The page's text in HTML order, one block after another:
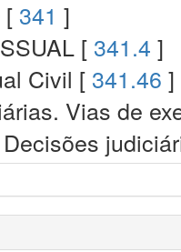
[ 341 ]
[ 341.4 ]
Civil [ 341.46 ]
Vias de